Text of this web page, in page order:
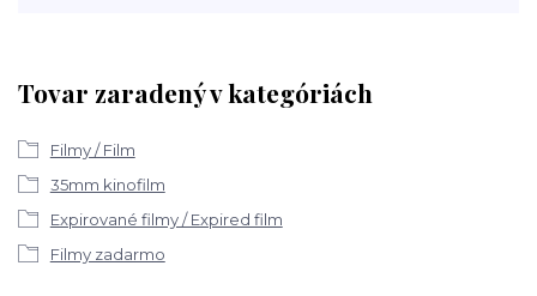
Tovar zaradený v kategóriách
Filmy / Film
35mm kinofilm
Expirované filmy / Expired film
Filmy zadarmo